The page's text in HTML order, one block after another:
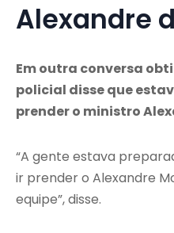
Alexandre
Em outra conversa
policial disse que
prender o ministro
“A gente estava
ir prender o Alexandre
equipe”, disse.